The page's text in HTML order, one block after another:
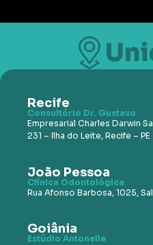
Recife
Consultório Dr. Gustavo
Empresarial Charles Darwin
231 – Ilha do Leite, Recife – PE
João Pessoa
Clínica Odontológica
Rua Afonso Barbosa, 1025,
Goiânia
Estúdio Antonelle